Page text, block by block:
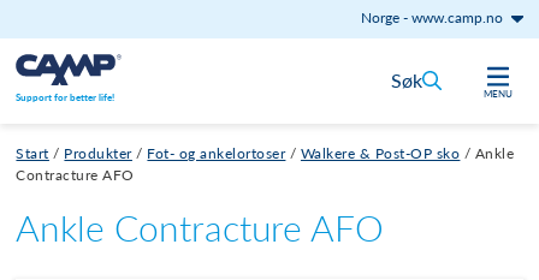
Norge-www.camp.no
Hopp til innhold
Support for better life! MENU
Søk
Start / Produkter / Fot- og ankelortoser / Walkere & Post-OP sko / Ankle
Contracture AFO
Ankle Contracture AFO